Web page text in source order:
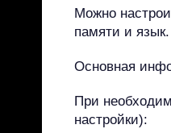
Можно
памяти и язык.
Основная
При
настройки):